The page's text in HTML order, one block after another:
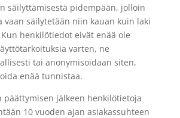
säilyttämisestä pidempään, jolloin
vaan säilytetään niin kauan kuin laki
henkilötiedot eivät enää ole
varten, ne
tai anonymisoidaan siten,
enää tunnistaa.
päättymisen jälkeen henkilötietoja
10 vuoden ajan asiakassuhteen